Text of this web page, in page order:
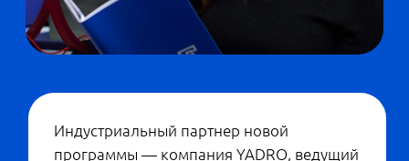
партнеров, а значит, хорошие перспективы
трудоустройства. И еще одна важная
деталь: на факультете модно учиться и
быть умным, классно быть ботаником. Это
не бездельничать в университете, а
получать крутую профессию.